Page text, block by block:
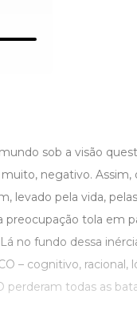
sob a visão
negativo.
levado pela vida,
preocupação tola em
no fundo dessa
– cognitivo,
perderam todas as